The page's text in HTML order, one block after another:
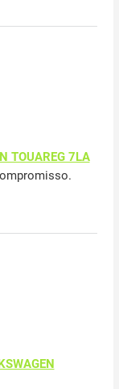
TOUAREG 7LA